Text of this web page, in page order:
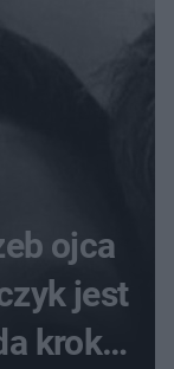
ojca
jest
kroki